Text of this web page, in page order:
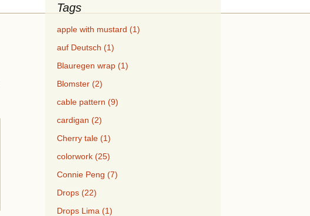
Tags
apple with mustard (1)
auf Deutsch (1)
Blauregen wrap (1)
Blomster (2)
cable pattern (9)
cardigan (2)
Cherry tale (1)
colorwork (25)
Connie Peng (7)
Drops (22)
Drops Lima (1)